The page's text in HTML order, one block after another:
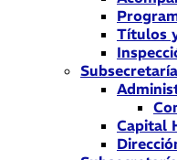
Títulos
Capital